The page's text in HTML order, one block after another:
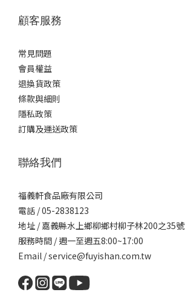
顧客服務
常見問題
會員權益
退換貨政策
條款與細則
隱私政策
訂購及運送政策
聯絡我們
福義軒食品廠有限公司
電話 / 05-2838123
地址 / 嘉義縣水上鄉柳鄉村柳子林200之35號
服務時間 / 週一至週五8:00~17:00
Email / service@fuyishan.com.tw